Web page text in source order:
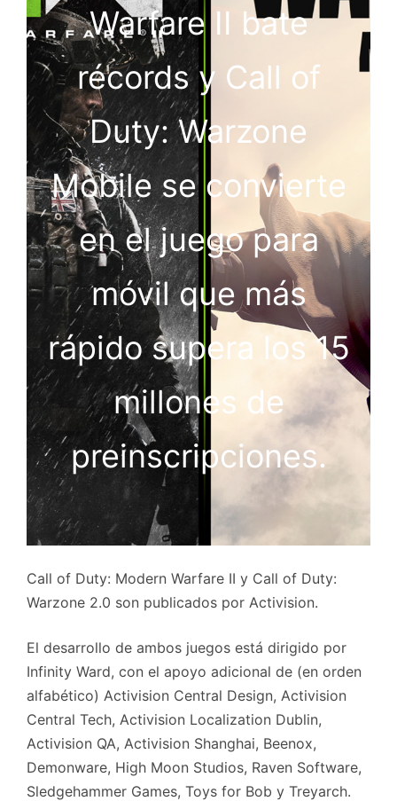
Warfare II bate
récords y Call of
Duty: Warzone
Mobile se convierte
en el juego para
móvil que más
rápido supera los 15
millones de
preinscripciones.
Call of Duty: Modern Warfare II y Call of Duty:
Warzone 2.0 son publicados por Activision.
El desarrollo de ambos juegos está dirigido por
Infinity Ward, con el apoyo adicional de (en orden
alfabético) Activision Central Design, Activision
Central Tech, Activision Localization Dublin,
Activision QA, Activision Shanghai, Beenox,
Demonware, High Moon Studios, Raven Software,
Sledgehammer Games, Toys for Bob y Treyarch.